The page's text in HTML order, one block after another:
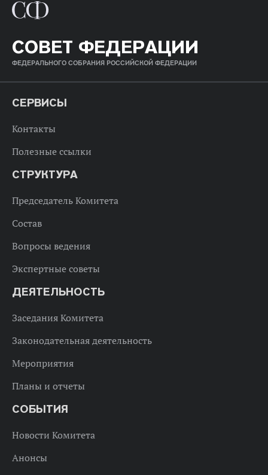
СОВЕТ ФЕДЕРАЦИИ
ФЕДЕРАЛЬНОГО СОБРАНИЯ РОССИЙСКОЙ ФЕДЕРАЦИИ
СЕРВИСЫ
Контакты
Полезные ссылки
СТРУКТУРА
Председатель Комитета
Состав
Вопросы ведения
Экспертные советы
ДЕЯТЕЛЬНОСТЬ
Заседания Комитета
Законодательная деятельность
Мероприятия
Планы и отчеты
СОБЫТИЯ
Новости Комитета
Анонсы